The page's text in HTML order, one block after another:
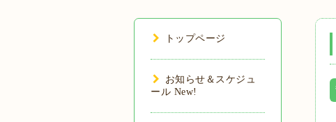
トップページ
お知らせ＆スケジュ
ール New!